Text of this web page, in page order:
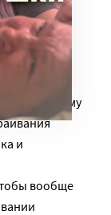
детям
и больше
поэтому
и
вообще